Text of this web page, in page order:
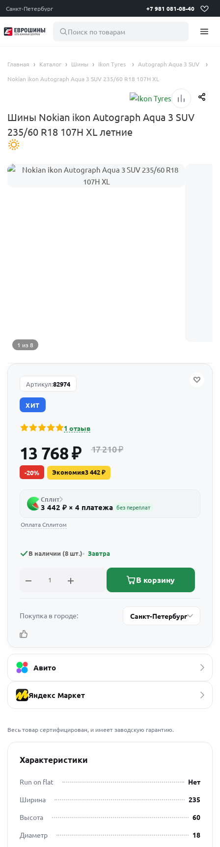
Санкт-Петербург +7 981 081-08-40
Поиск по товарам
Главная Каталог Шины Ikon Tyres
Autograph Aqua 3 SUV
Nokian ikon Autograph Aqua 3 SUV 235/60 R18 107H XL
Шины Nokian ikon Autograph Aqua 3 SUV
235/60 R18 107H XL летние
1 из 8
Артикул:82974
ХИТ
1 отзыв
13 768₽ 17 210₽
-20% Экономия3 442₽
Сплит
3 442 ₽ × 4 платежа без переплат
Оплата Сплитом
В наличии (8 шт.) Завтра
В корзину
Покупка в городе: Санкт-Петербург
Авито
Яндекс Маркет
Весь товар сертифицирован, и имеет заводскую гарантию.
Характеристики
Run on flat
Нет
Ширина
235
Высота
60
Диаметр
18